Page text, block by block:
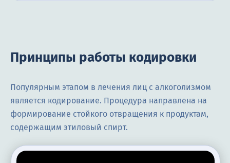
Принципы работы кодировки
Популярным этапом в лечения лиц с алкоголизмом
является кодирование. Процедура направлена на
формирование стойкого отвращения к продуктам,
содержащим этиловый спирт.